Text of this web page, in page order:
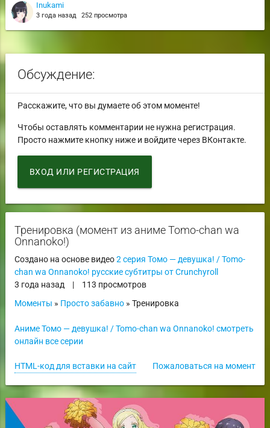
Inukami
3 года назад 252 просмотра
Обсуждение:
Расскажите, что вы думаете об этом моменте!
Чтобы оставлять комментарии не нужна регистрация.
Просто нажмите кнопку ниже и войдите через ВКонтакте.
ВХОД ИЛИ РЕГИСТРАЦИЯ
Тренировка (момент из аниме Tomo-chan wa
Onnanoko!)
Создано на основе видео2 серия Томо — девушка! / Tomo-
chan wa Onnanoko! русские субтитры от Crunchyroll
3 года назад
|
113 просмотров
Моменты » Просто забавно» Тренировка
Аниме Томо — девушка! / Tomo-chan wa Onnanoko! смотреть
онлайн все серии
Пожаловаться на момент
HTML-код для вставки на сайт